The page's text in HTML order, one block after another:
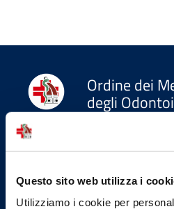
Questo sito web utilizza i
Utilizziamo i cookie per
Ordine dei
degli
Provincia di Firenze
Indirizzi email